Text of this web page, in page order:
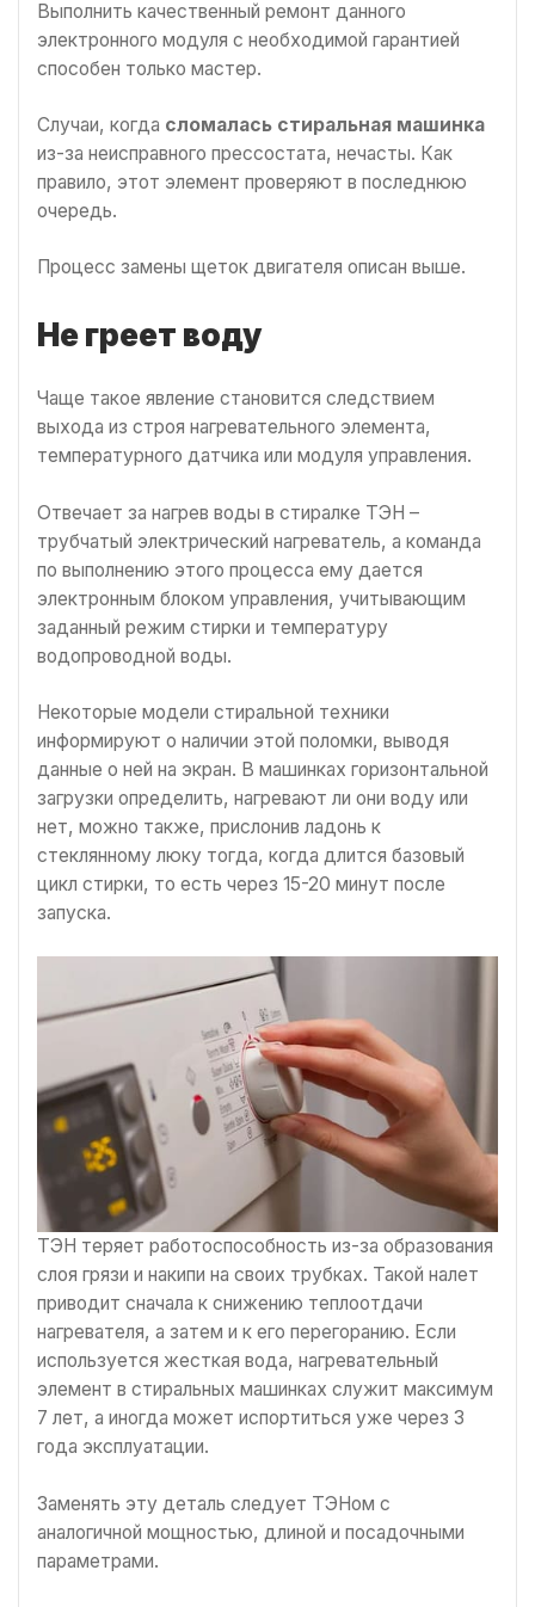
Выполнить качественный ремонт данного
электронного модуля с необходимой гарантией
способен только мастер.
Случаи, когда сломалась стиральная машинка
из-за неисправного прессостата, нечасты. Как
правило, этот элемент проверяют в последнюю
очередь.
Процесс замены щеток двигателя описан выше.
Не греет воду
Чаще такое явление становится следствием
выхода из строя нагревательного элемента,
температурного датчика или модуля управления.
Отвечает за нагрев воды в стиралке ТЭН –
трубчатый электрический нагреватель, а команда
по выполнению этого процесса ему дается
электронным блоком управления, учитывающим
заданный режим стирки и температуру
водопроводной воды.
Некоторые модели стиральной техники
информируют о наличии этой поломки, выводя
данные о ней на экран. В машинках горизонтальной
загрузки определить, нагревают ли они воду или
нет, можно также, прислонив ладонь к
стеклянному люку тогда, когда длится базовый
цикл стирки, то есть через 15-20 минут после
запуска.
ТЭН теряет работоспособность из-за образования
слоя грязи и накипи на своих трубках. Такой налет
приводит сначала к снижению теплоотдачи
нагревателя, а затем и к его перегоранию. Если
используется жесткая вода, нагревательный
элемент в стиральных машинках служит максимум
7 лет, а иногда может испортиться уже через 3
года эксплуатации.
Заменять эту деталь следует ТЭНом с
аналогичной мощностью, длиной и посадочными
параметрами.